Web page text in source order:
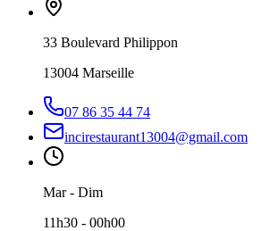
33 Boulevard Philippon
13004 Marseille
07 86 35 44 74
incirestaurant13004@gmail.com
Mar - Dim
11h30 - 00h00